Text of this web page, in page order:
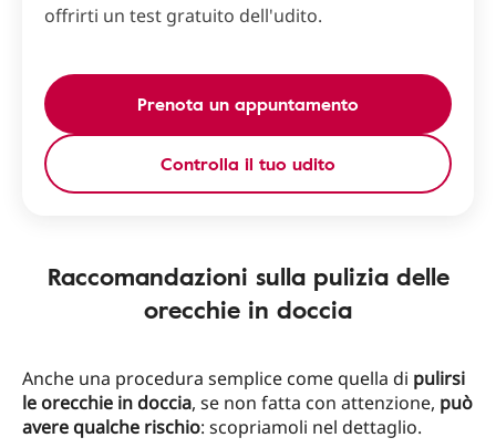
offrirti un test gratuito dell'udito.
Prenota un appuntamento
Controlla il tuo udito
Raccomandazioni sulla pulizia delle
orecchie in doccia
Anche una procedura semplice come quella di pulirsi
le orecchie in doccia, se non fatta con attenzione, può
avere qualche rischio: scopriamoli nel dettaglio.